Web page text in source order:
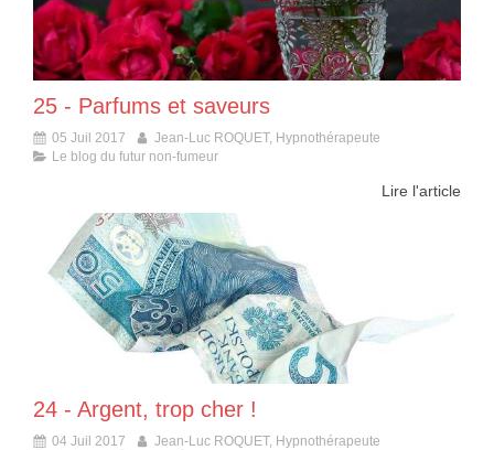
25 - Parfums et saveurs
05 Juil 2017
Jean-Luc ROQUET, Hypnothérapeute
Le blog du futur non-fumeur
Lire l'article
24 - Argent, trop cher !
04 Juil 2017
Jean-Luc ROQUET, Hypnothérapeute